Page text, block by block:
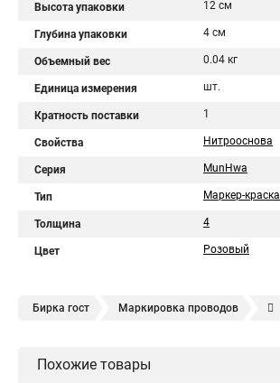
Высота упаковки 12 см
Глубина упаковки 4 см
Объемный вес 0.04 кг
Единица измерения шт.
Кратность поставки 1
Свойства Нитрооснова
Серия MunHwa
Тип Маркер-краска
Толщина 4
Цвет Розовый
Бирка гост Маркировка проводов
Бирка кабельная
Похожие товары